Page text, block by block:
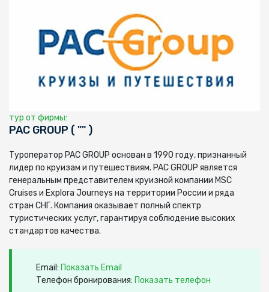
тур от фирмы:
PAC GROUP ( "" )
Туроператор PAC GROUP основан в 1990 году, признанный
лидер по круизам и путешествиям. PAC GROUP является
генеральным представителем круизной компании MSC
Cruises и Explora Journeys на территории России и ряда
стран СНГ. Компания оказывает полный спектр
туристических услуг, гарантируя соблюдение высоких
стандартов качества.
Email: Показать Email
Телефон бронирования: Показать телефон